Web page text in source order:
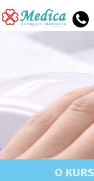
Przejdź do treści
O